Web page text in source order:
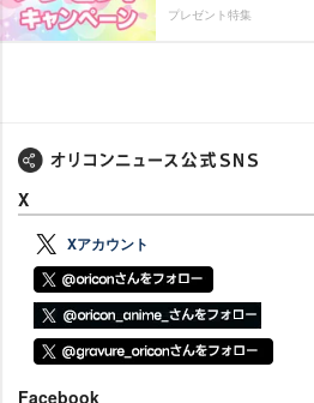
プレゼント特集
X
Xアカウント
Facebook